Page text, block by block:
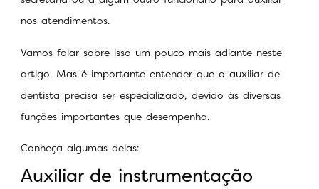
nos atendimentos.
Vamos falar sobre isso um pouco mais adiante neste
artigo. Mas é importante entender que o auxiliar de
dentista precisa ser especializado, devido às diversas
funções importantes que desempenha.
Conheça algumas delas:
Auxiliar de instrumentação